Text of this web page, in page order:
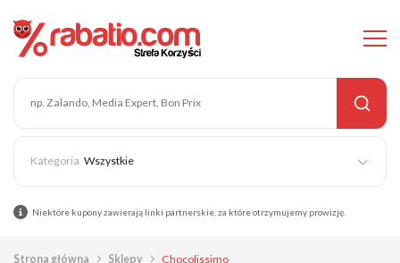
Wszystkie
Niektóre kupony zawierają linki partnerskie, za które otrzymujemy prowizję.
Strona główna Sklepy Chocolissimo